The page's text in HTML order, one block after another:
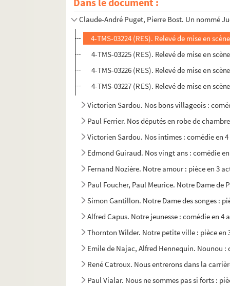
Marcel Achard. Noix de coco : comédie en 3
Claude-André Puget, Pierre Bost. Un nommé
4-TMS-03224 (RES). Relevé de mise en
4-TMS-03225 (RES). Relevé de mise en
4-TMS-03226 (RES). Relevé de mise en
4-TMS-03227 (RES). Relevé de mise en
Victorien Sardou. Nos bons villageois :
Paul Ferrier. Nos députés en robe de
Victorien Sardou. Nos intimes : comédie en 4
Edmond Guiraud. Nos vingt ans : comédie
Fernand Nozière. Notre amour : pièce en 3
Paul Foucher, Paul Meurice. Notre Dame
Simon Gantillon. Notre Dame des songes :
Alfred Capus. Notre jeunesse : comédie en 4
Thornton Wilder. Notre petite ville : pièce
Emile de Najac, Alfred Hennequin. Nounou :
René Catroux. Nous entrerons dans la
Paul Vialar. Nous ne sommes pas si forts :